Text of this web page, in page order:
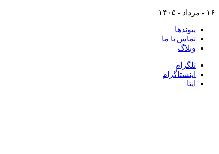
۱۶ - مرداد - ۱۴۰۵
پیوندها
تماس با ما
وبلاگ
تلگرام
اینستاگرام
ایتا